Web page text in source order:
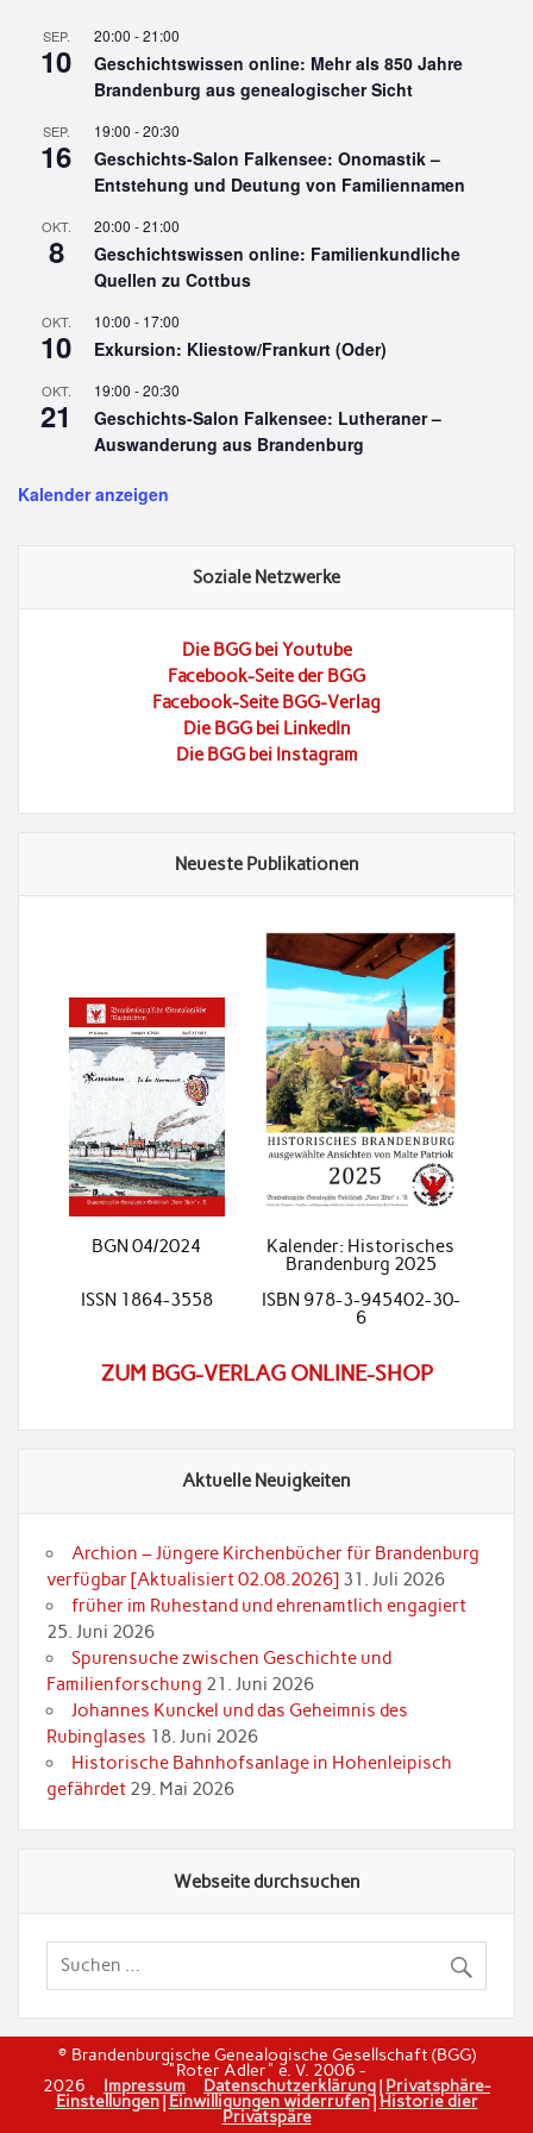
SEP.
10
20:00 -21:00
Geschichtswissen online: Mehr als 850 Jahre
Brandenburg aus genealogischer Sicht
SEP.
16
19:00 -20:30
Geschichts-Salon Falkensee: Onomastik –
Entstehung und Deutung von Familiennamen
OKT.
8
20:00 -21:00
Geschichtswissen online: Familienkundliche
Quellen zu Cottbus
OKT.
10
10:00 - 17:00
Exkursion: Kliestow/Frankurt (Oder)
OKT.
21
19:00 -20:30
Geschichts-Salon Falkensee: Lutheraner –
Auswanderung aus Brandenburg
Kalender anzeigen
Soziale Netzwerke
Die BGG bei Youtube
Facebook-Seite der BGG
Facebook-Seite BGG-Verlag
Die BGG bei LinkedIn
Die BGG bei Instagram
Neueste Publikationen
BGN 04/2024
Kalender: Historisches
Brandenburg 2025
ISSN 1864-3558
ISBN 978-3-945402-30-
6
ZUM BGG-VERLAG ONLINE-SHOP
Aktuelle Neuigkeiten
Archion – Jüngere Kirchenbücher für Brandenburg
verfügbar [Aktualisiert 02.08.2026] 31. Juli 2026
früher im Ruhestand und ehrenamtlich engagiert
25. Juni 2026
Spurensuche zwischen Geschichte und
Familienforschung 21. Juni 2026
Johannes Kunckel und das Geheimnis des
Rubinglases 18. Juni 2026
Historische Bahnhofsanlage in Hohenleipisch
gefährdet 29. Mai 2026
Webseite durchsuchen
© Brandenburgische Genealogische Gesellschaft (BGG)
"Roter Adler" e. V. 2006 -
2026 Impressum Datenschutzerklärung| Privatsphäre-
Einstellungen| Einwilligungen widerrufen|Historie dier
Privatspäre